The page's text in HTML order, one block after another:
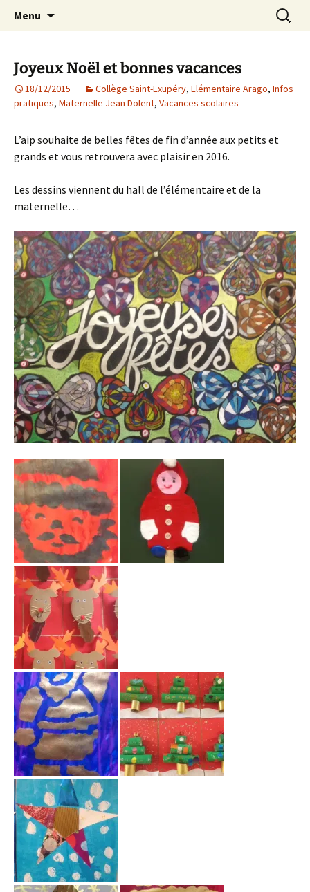
AIP Paris 14 – Association
Indépendante des Parents
d'élèves depuis 1981
Agit – s'Investit – Participe au service des
enfants du secteur scolaire Dolent-Arago-
Menu
Joyeux Noël et bonnes vacances
18/12/2015 Collège Saint-Exupéry, Elémentaire Arago, Infos
pratiques, Maternelle Jean Dolent, Vacances scolaires
L’aip souhaite de belles fêtes de fin d’année aux petits et
grands et vous retrouvera avec plaisir en 2016.
Les dessins viennent du hall de l’élémentaire et de la
maternelle…